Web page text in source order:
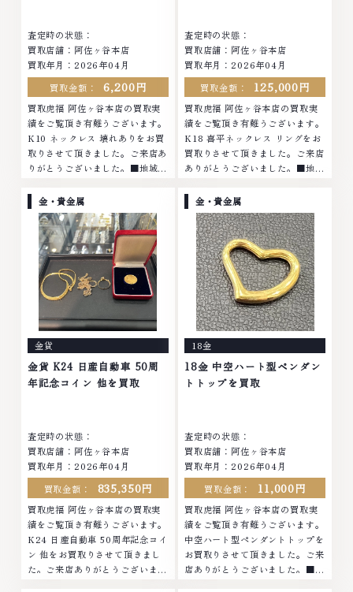
中無休
査定時の状態：
買取店舗：阿佐ヶ谷本店
買取年月：2026年04月
買取金額：
6,200円
買取虎福 阿佐ヶ谷本店の買取実
績をご覧頂き有難うございます。
K10 ネックレス 壊れありをお買
取りさせて頂きました。ご来店あ
りがとうございました。■地域買
モンド ブランド品 ブランド衣類
お酒買取りのことなら、お任せく
ださいなかでも金・プラチナ等の
アクセサリー・貴金属・宝石・ダ
イヤモンド・ジュエリーや ブラ
ンド品・時計等は特に自信を持っ
て、高額査定を実現しておりま
す。 古くて使わなくなってしま
ったアクセサリー、動かなくなっ
てしまった腕時計、多くのお品物
の高価買取りを実現しており、他
店ではお値段の付かなかったお品
物でも、一点一点丁寧に無料で査
無休
査定時の状態：
買取店舗：阿佐ヶ谷本店
買取年月：2026年04月
買取金額：
125,000円
買取虎福 阿佐ヶ谷本店の買取実
績をご覧頂き有難うございます。
K18 喜平ネックレス リングをお
買取りさせて頂きました。ご来店
ありがとうございました。■地域
ヤモンド ブランド品 ブランド衣
類 お酒買取りのことなら、お任
せくださいなかでも金・プラチナ
等のアクセサリー・貴金属・宝
石・ダイヤモンド・ジュエリーや
ブランド品・時計等は特に自信を
持って、高額査定を実現しており
ます。 古くて使わなくなってし
まったアクセサリー、動かなくな
ってしまった腕時計、多くのお品
物の高価買取りを実現しており、
他店ではお値段の付かなかったお
品物でも、一点一点丁寧に無料で
中無休
金・貴金属
金貨
金貨 K24 日産自動車 50周
年記念コイン 他を買取
査定時の状態：
買取店舗：阿佐ヶ谷本店
買取年月：2026年04月
買取金額：
835,350円
買取虎福 阿佐ヶ谷本店の買取実
績をご覧頂き有難うございます。
K24 日産自動車 50周年記念コイ
ン 他をお買取りさせて頂きまし
た。ご来店ありがとうございまし
金・貴金属
18金
18金 中空ハート型ペンダン
トトップを買取
査定時の状態：
買取店舗：阿佐ヶ谷本店
買取年月：2026年04月
買取金額：
11,000円
買取虎福 阿佐ヶ谷本店の買取実
績をご覧頂き有難うございます。
中空ハート型ペンダントトップを
お買取りさせて頂きました。ご来
店ありがとうございました。■地